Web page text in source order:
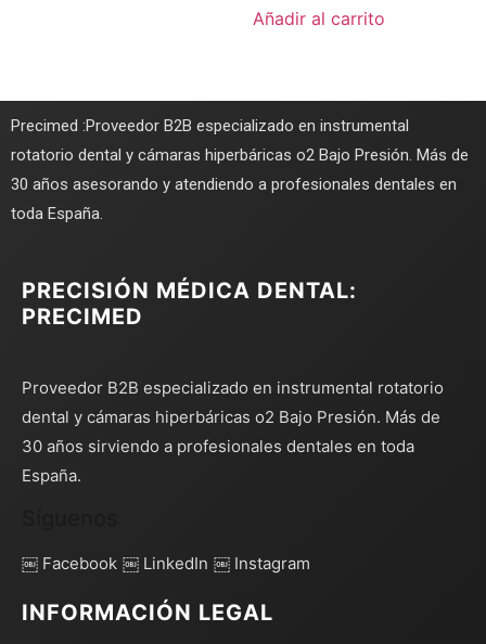
Añadir al carrito
Precimed :Proveedor B2B especializado en instrumental
rotatorio dental y cámaras hiperbáricas o2 Bajo Presión. Más de
30 años asesorando y atendiendo a profesionales dentales en
toda España.
PRECISIÓN MÉDICA DENTAL:
PRECIMED
Proveedor B2B especializado en instrumental rotatorio
dental y cámaras hiperbáricas o2 Bajo Presión. Más de
30 años sirviendo a profesionales dentales en toda
España.
￼ Facebook ￼ LinkedIn ￼ Instagram
INFORMACIÓN LEGAL